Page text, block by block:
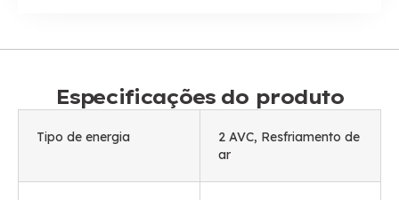
Especificações do produto
Tipo de energia
2 AVC, Resfriamento de
ar